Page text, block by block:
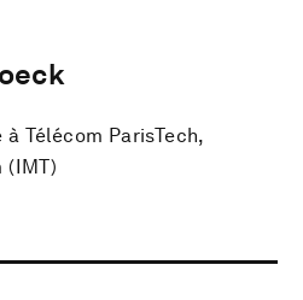
Télécom ParisTech,
(IMT)